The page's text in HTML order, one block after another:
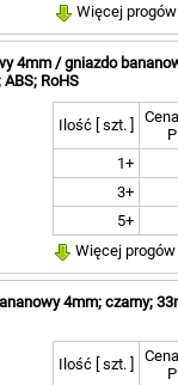
49mm [ 3 ]
50mm [ 9 ]
51mm [ 10 ]
51,5mm [ 2 ]
52mm [ 2 ]
53mm [ 6 ]
53,5mm [ 2 ]
54mm [ 20 ]
55mm [ 5 ]
56mm [ 10 ]
56,5mm [ 6 ]
56,8mm [ 2 ]
57mm [ 1 ]
60mm [ 14 ]
60,7mm [ 1 ]
Więcej progów
4mm / gniazdo
RoHS
Ilość [ szt. ]
1+
3+
5+
Więcej progów
4mm; czarny;
Ilość [ szt. ]